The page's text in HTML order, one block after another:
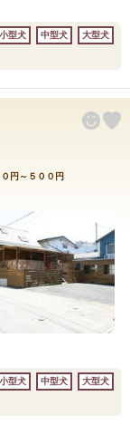
小型犬 中型犬 大型犬
円～５００円
小型犬 中型犬 大型犬